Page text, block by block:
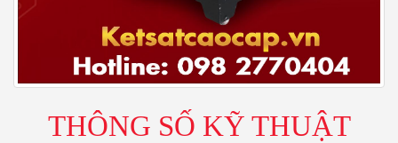
THÔNG SỐ KỸ THUẬT